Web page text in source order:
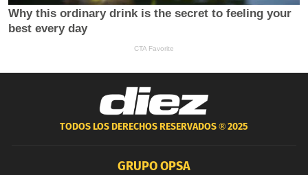
TODOS LOS DERECHOS RESERVADOS ®2025
GRUPO OPSA